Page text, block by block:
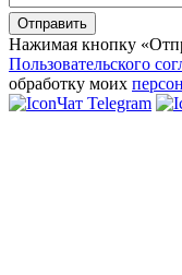
Отправить
Нажимая кнопку
Пользовательского
обработку моих
Чат Telegram